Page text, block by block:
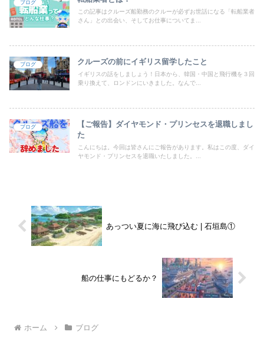
ブログ
この記事はクルーズ船勤務のクルーが必ずお世話になる「転船業者
さん」との出会い、そしてお仕事についてま...
ブログ クルーズの前にイギリス留学したこと
イギリスの話をしましょう！日本から、韓国・中国と飛行機を３回
乗り換えて、ロンドンにいきました。なんで...
ブログ
【ご報告】ダイヤモンド・プリンセスを退職しまし
た
こんにちは。今回は皆さんにご報告があります。私はこの度、ダイ
ヤモンド・プリンセスを退職いたしました。...
あっつい夏に海に飛び込む | 石垣島①
船の仕事にもどるか？
ホーム ブログ